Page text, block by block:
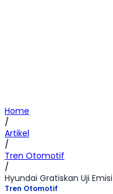
Home
/
Artikel
/
Tren Otomotif
/
Hyundai Gratiskan Uji
Tren Otomotif